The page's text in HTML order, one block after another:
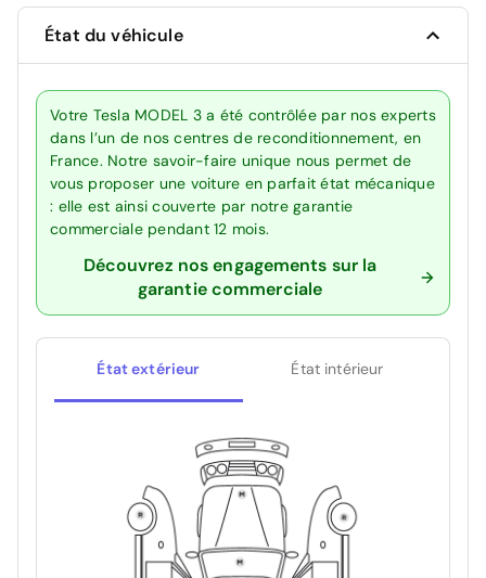
État du véhicule
Votre Tesla MODEL 3 a été contrôlée par nos experts
dans l’un de nos centres de reconditionnement, en
France. Notre savoir-faire unique nous permet de
vous proposer une voiture en parfait état mécanique
: elle est ainsi couverte par notre garantie
commerciale pendant 12 mois.
Découvrez nos engagements sur la
garantie commerciale
État extérieur État intérieur